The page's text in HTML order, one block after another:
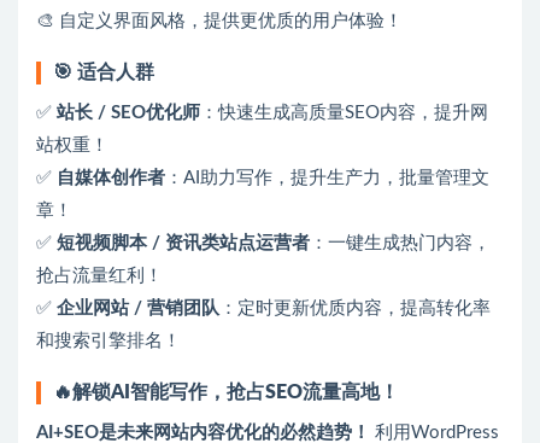
🎨 自定义界面风格，提供更优质的用户体验！
🎯 适合人群
✅ 站长 / SEO优化师 ：快速生成高质量SEO内容，提升网
站权重！
✅ 自媒体创作者 ：AI助力写作，提升生产力，批量管理文
章！
✅ 短视频脚本 / 资讯类站点运营者 ：一键生成热门内容，
抢占流量红利！
✅ 企业网站 / 营销团队 ：定时更新优质内容，提高转化率
和搜索引擎排名！
🔥解锁AI智能写作，抢占SEO流量高地！
AI+SEO是未来网站内容优化的必然趋势！
利用WordPress